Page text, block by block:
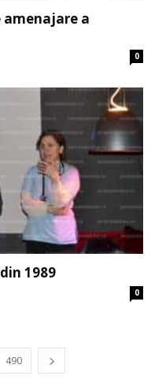
a
0
1989
0
490